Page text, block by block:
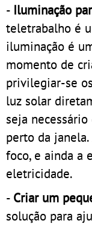
- Iluminação
teletrabalho é
iluminação é
momento de
privilegiar-se
luz solar
seja
perto da
foco, e ainda a
eletricidade.
- Criar um
solução para